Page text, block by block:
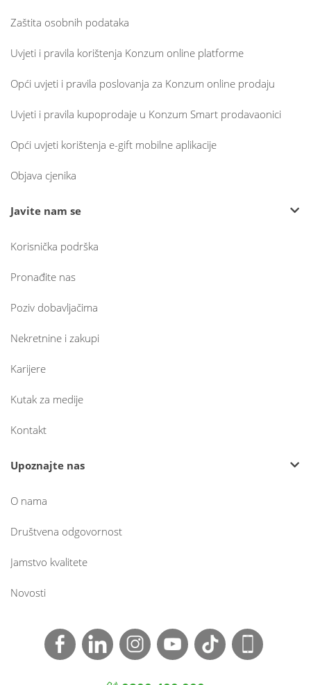
Zaštita osobnih podataka
Uvjeti i pravila korištenja Konzum online platforme
Opći uvjeti i pravila poslovanja za Konzum online prodaju
Uvjeti i pravila kupoprodaje u Konzum Smart prodavaonici
Opći uvjeti korištenja e-gift mobilne aplikacije
Objava cjenika
Javite nam se
Korisnička podrška
Pronađite nas
Poziv dobavljačima
Nekretnine i zakupi
Karijere
Kutak za medije
Kontakt
Upoznajte nas
O nama
Društvena odgovornost
Jamstvo kvalitete
Novosti